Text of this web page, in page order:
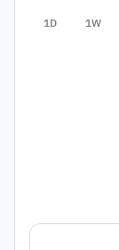
1D 1W